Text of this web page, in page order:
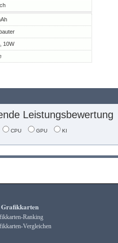
10W
Leistungsbewertung
CPU GPU KI
Grafikkarten
Ranking
Vergleichen